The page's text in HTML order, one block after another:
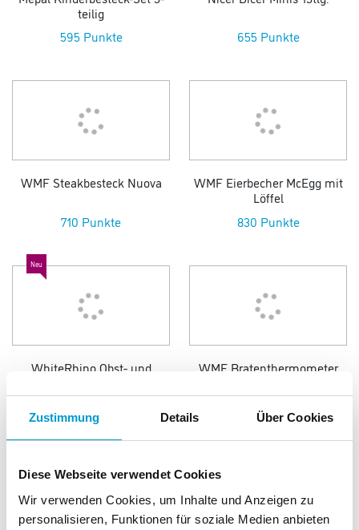
Zustimmung Details Über Cookies
Diese Webseite verwendet Cookies
Wir verwenden Cookies, um Inhalte und Anzeigen zu
personalisieren, Funktionen für soziale Medien anbieten
teilig
595 Punkte
655 Punkte
WMF Steakbesteck Nuova
710 Punkte
WMF Eierbecher McEgg mit
Löffel
830 Punkte
Neu
WhiteRhino Obst- und
WMF Bratenthermometer